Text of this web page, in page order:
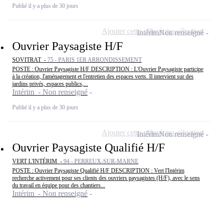
Publié il y a plus de 30 jours
Ouvrier Paysagiste H/F
SOVITRAT - 75 - PARIS 1ER ARRONDISSEMENT
POSTE : Ouvrier Paysagiste H/F DESCRIPTION : L'Ouvrier Paysagiste participe
à la création, l'aménagement et l'entretien des espaces verts. Il intervient sur des
jardins privés, espaces publics,...
Intérim - Non renseigné
Publié il y a plus de 30 jours
IntérimNon renseigné
Ajouter cette offre à ma sélection
Ouvrier Paysagiste Qualifié H/F
VERT L'INTÉRIM - 94 - PERREUX-SUR-MARNE
POSTE : Ouvrier Paysagiste Qualifié H/F DESCRIPTION : Vert l'Intérim
recherche activement pour ses clients des ouvriers paysagistes (H/F), avec le sens
du travail en équipe pour des chantiers...
Intérim - Non renseigné
IntérimNon renseigné
Ajouter cette offre à ma sélection